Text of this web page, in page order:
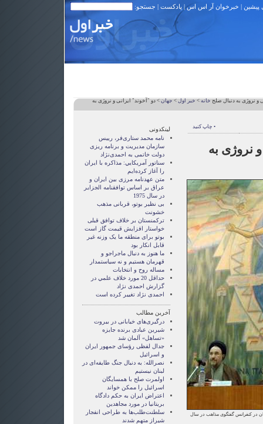
پیشین | خبرخوان آر اس اس| پادکست | جستجو:
و نروژی به دنبال صلحخانه>خبر اول>جهان> دو "آخوند" ایرانی و نروژی به
• چاپ کنید
نروژی به
در کنفرانس گفتگوی مذاهب در سال
لینکدونی
نامه محمد ستاری‌فر، رییس
سازمان مدیریت و برنامه ریزی
دولت خاتمی به احمدی‌نژاد
سناتور آمريکايي: مذاکره با ايران
را آغاز کرده‌ايم
متن عهدنامه مرزى بين ايران و
عراق بر اساس توافقنامه الجزاير
در سال 1975
بی نظیر بوتو، قربانی مذهب
خشونت
ترکمنستان بر خلاف توافق قبلی
خواستار افزایش قیمت گاز است
بوتو برای منطقه ما یک وزنه غیر
قابل انکار بود
ما هنوز به دنبال ماجراجو و
قهرمان هستيم و نه سياستمدار
مساله روح و انتخابات
حداقل 20 مورد خلاف علمي در
گزارش احمدی نژاد
احمدی نژاد تغییر کرده است
آخرین مطالب
درگیری‌های خیابانی در بیروت
شیرین عبادی برنده جایزه
«تساهل» آلمان شد
جدال لفظی رؤسای جمهور ایران
و اسرائیل
نصرالله: به دنبال جنگ طایفه‌ای در
لبنان نیستیم
اولمرت صلح با همسایگان
اسرائیل را ممکن خواند
اعتراض ایران به حکم دادگاه
بریتانیا در مورد مجاهدین
سلطنت‌طلب‌ها به طراحی انفجار
شیراز متهم شدند